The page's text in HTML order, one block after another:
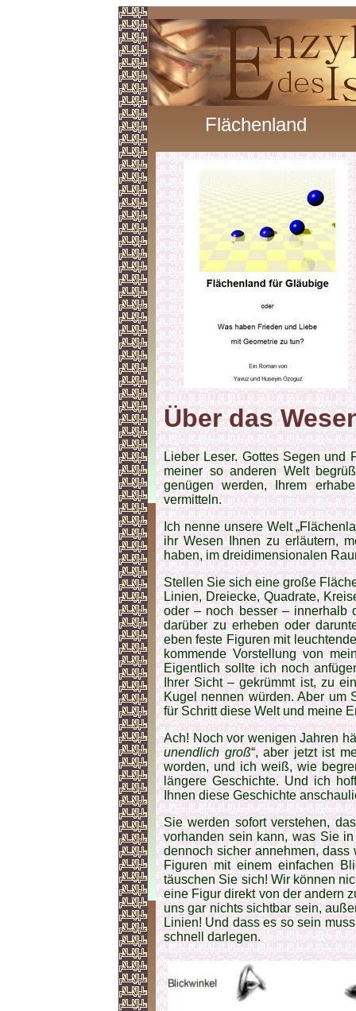
Flächenland
Über das
Lieber Leser. Gottes Segen und
meiner so anderen Welt
genügen werden, Ihrem
vermitteln.
Ich nenne unsere Welt
ihr Wesen Ihnen zu erläutern,
haben, im dreidimensionalen
Stellen Sie sich eine große
Linien, Dreiecke, Quadrate,
oder – noch besser – innerhalb
darüber zu erheben oder
eben feste Figuren mit
kommende Vorstellung von
Eigentlich sollte ich noch
Ihrer Sicht – gekrümmt ist, zu
Kugel nennen würden. Aber um
für Schritt diese Welt und meine
Ach! Noch vor wenigen Jahren
unendlich groß“, aber jetzt ist
worden, und ich weiß, wie
längere Geschichte. Und ich
Ihnen diese Geschichte
Sie werden sofort verstehen,
vorhanden sein kann, was Sie
dennoch sicher annehmen, dass
Figuren mit einem einfachen
täuschen Sie sich! Wir können
eine Figur direkt von der andern
uns gar nichts sichtbar sein,
Linien! Und dass es so sein
schnell darlegen.